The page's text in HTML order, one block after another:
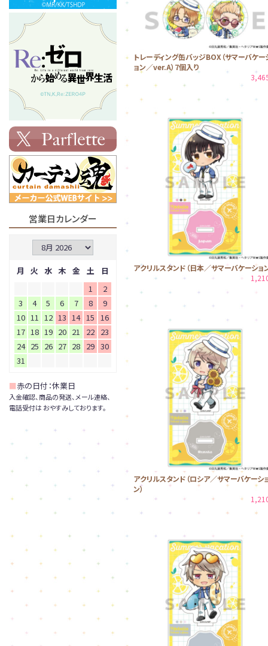
トレーディング缶バッジBOX（サマーバケー
ョン／ver.A）7個入り
アクリルスタンド（日本／サマーバケーショ
アクリルスタンド（ロシア／サマーバケーシ
ン）
営業日カレンダー
月 火 水 木 金 土
日
1
2
3
4 5 6 7 8
9
10 11 12 13 14 15
16
17 18 19 20 21 22 23
24 25 26 27 28 29 30
31
■赤の日付：休業日
入金確認、商品の発送、メール連絡、
電話受付は おやすみしております。